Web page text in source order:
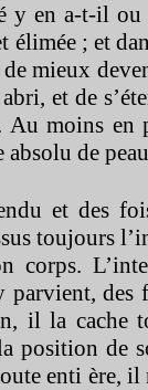
y en a-t-il
élimée ; et
mieux
et de
Au moins en
absolu de
et des
toujours
corps.
parvient,
il la cache
position de
enti ère, il